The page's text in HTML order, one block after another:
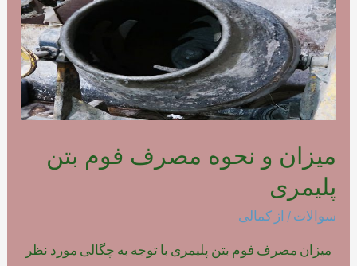
میزان و نحوه مصرف فوم بتن
پلیمری
سوالات / از کمالی
میزان مصرف فوم بتن پلیمری با توجه به چگالی مورد نظر